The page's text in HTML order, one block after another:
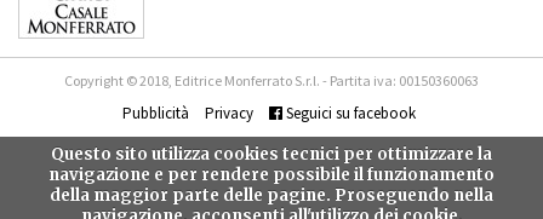
Copyright © 2018, Editrice Monferrato S.r.l. - Partita iva: 00150360063
Pubblicità Privacy Seguici su facebook
Questo sito utilizza cookies tecnici per ottimizzare la
navigazione e per rendere possibile il funzionamento
della maggior parte delle pagine. Proseguendo nella